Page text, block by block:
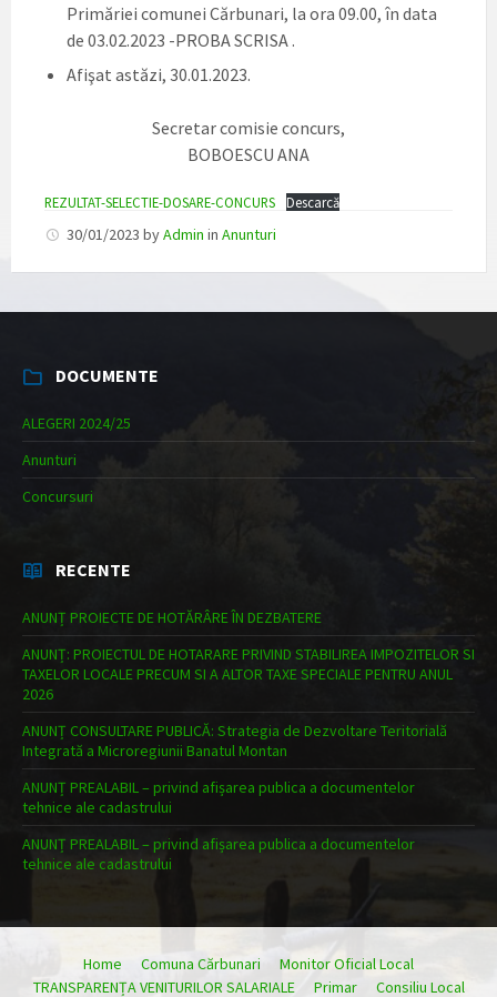
Primăriei comunei Cărbunari, la ora 09.00, în data
de 03.02.2023 -PROBA SCRISA .
Afişat astăzi, 30.01.2023.
Secretar comisie concurs,
BOBOESCU ANA
REZULTAT-SELECTIE-DOSARE-CONCURS Descarcă
30/01/2023 byAdmin in Anunturi
DOCUMENTE
ALEGERI 2024/25
Anunturi
Concursuri
RECENTE
ANUNȚ PROIECTE DE HOTĂRÂRE ÎN DEZBATERE
ANUNȚ: PROIECTUL DE HOTARARE PRIVIND STABILIREA IMPOZITELOR SI
TAXELOR LOCALE PRECUM SI A ALTOR TAXE SPECIALE PENTRU ANUL
2026
ANUNȚ CONSULTARE PUBLICĂ: Strategia de Dezvoltare Teritorială
Integrată a Microregiunii Banatul Montan
ANUNȚ PREALABIL – privind afișarea publica a documentelor
tehnice ale cadastrului
ANUNȚ PREALABIL – privind afișarea publica a documentelor
tehnice ale cadastrului
Home Comuna Cărbunari
Monitor Oficial Local
TRANSPARENȚA VENITURILOR SALARIALE
Primar Consiliu Local